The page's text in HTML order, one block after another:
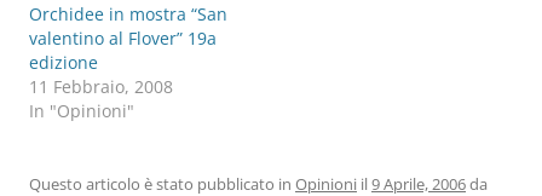
Orchidee in mostra “San
valentino al Flover” 19a
edizione
11 Febbraio, 2008
In "Opinioni"
Questo articolo è stato pubblicato in Opinioni il9 Aprile, 2006da